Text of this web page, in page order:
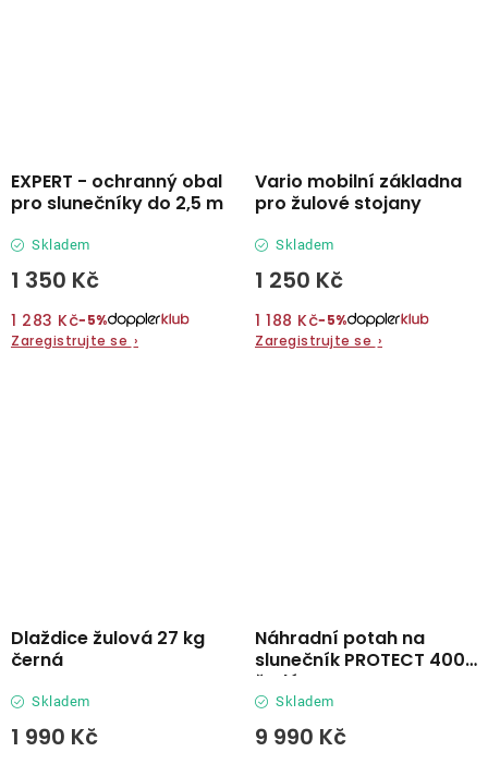
EXPERT - ochranný obal
pro slunečníky do 2,5 m
Skladem
1 350 Kč
1 283 Kč−5%
Zaregistrujte se ›
Vario mobilní základna
pro žulové stojany
Skladem
1 250 Kč
1 188 Kč−5%
Zaregistrujte se ›
Dlaždice žulová 27 kg
černá
Skladem
1 990 Kč
Náhradní potah na
slunečník PROTECT 400P
šedá
Skladem
9 990 Kč